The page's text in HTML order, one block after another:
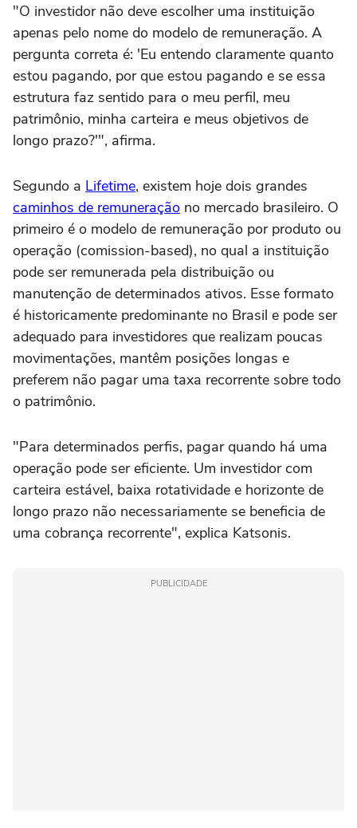
"O investidor não deve escolher uma instituição
apenas pelo nome do modelo de remuneração. A
pergunta correta é: 'Eu entendo claramente quanto
estou pagando, por que estou pagando e se essa
estrutura faz sentido para o meu perfil, meu
patrimônio, minha carteira e meus objetivos de
longo prazo?'", afirma.
Segundo a Lifetime, existem hoje dois grandes
caminhos de remuneração no mercado brasileiro. O
primeiro é o modelo de remuneração por produto ou
operação (comission-based), no qual a instituição
pode ser remunerada pela distribuição ou
manutenção de determinados ativos. Esse formato
é historicamente predominante no Brasil e pode ser
adequado para investidores que realizam poucas
movimentações, mantêm posições longas e
preferem não pagar uma taxa recorrente sobre todo
o patrimônio.
"Para determinados perfis, pagar quando há uma
operação pode ser eficiente. Um investidor com
carteira estável, baixa rotatividade e horizonte de
longo prazo não necessariamente se beneficia de
uma cobrança recorrente", explica Katsonis.
PUBLICIDADE